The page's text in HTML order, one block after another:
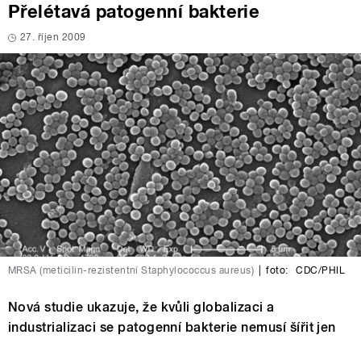
Přelétavá patogenní bakterie
27. říjen 2009
MRSA (meticilin-rezistentní Staphylococcus aureus) foto: CDC/PHIL
Nová studie ukazuje, že kvůli globalizaci a
industrializaci se patogenní bakterie nemusí šířit jen